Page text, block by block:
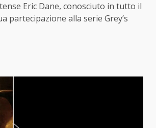
Eric Dane, conosciuto in tutto il
partecipazione alla serie Grey’s